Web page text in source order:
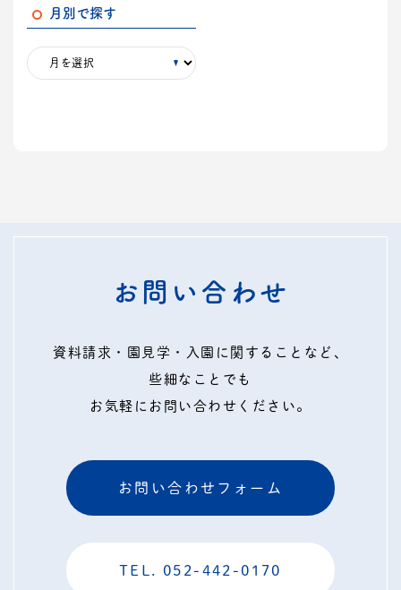
月別で探す
お問い合わせ
資料請求・園見学・入園に関することなど、
些細なことでも
お気軽にお問い合わせください。
お問い合わせフォーム
TEL. 052-442-0170